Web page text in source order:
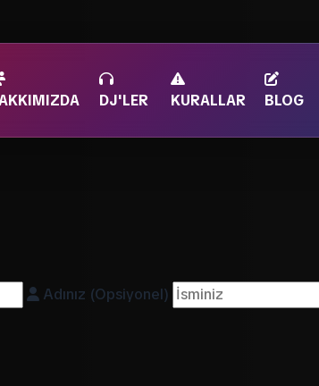
DJ'LER KURALLAR BLOG
Adınız (Opsiyonel)